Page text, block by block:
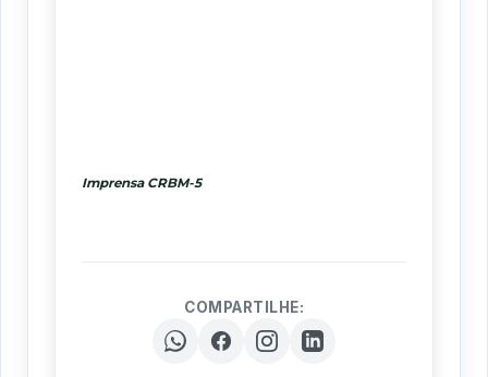
Imprensa CRBM-5
COMPARTILHE: